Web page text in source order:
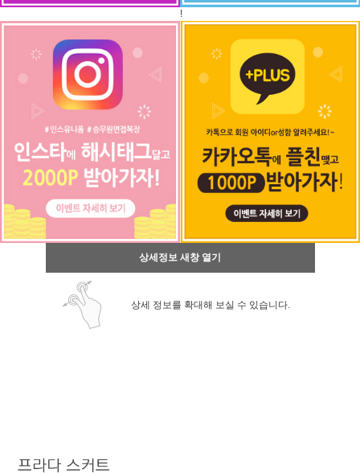
!
상세정보 새창 열기
상세 정보를 확대해 보실 수 있습니다.